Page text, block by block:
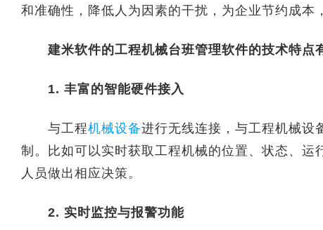
和准确性，降低人为因素的干扰，为企业节约成本
建米软件的工程机械台班管理软件的技术特点
1. 丰富的智能硬件接入
与工程机械设备进行无线连接，与工程机械设
制。比如可以实时获取工程机械的位置、状态、
人员做出相应决策。
2. 实时监控与报警功能